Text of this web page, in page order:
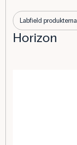
Labfield produkterna
Horizon